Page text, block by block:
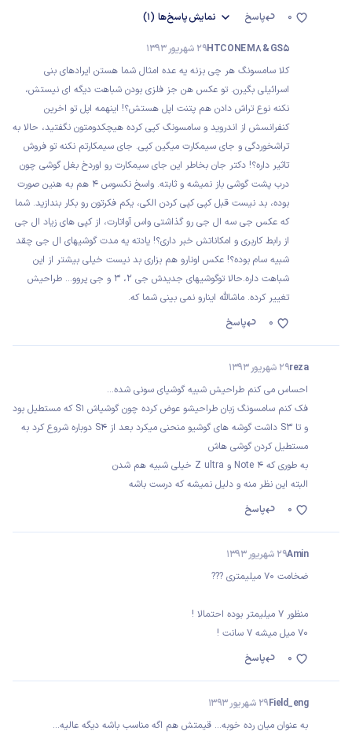
پاسخ
نمایشپاسخ‌ها (1) 0
HTC ONE M8 & GS529 شهریور 1393
کلا سامسونگ هر چی بزنه یه عده امثال شما هستن ایرادهای بنی
اسرائیلی بگیرن. تو عکس هن جز فلزی بودن شباهت دیگه ای نیستش،
نکنه نوع تراش دادن هم پتنت اپل هستش؟! اینهمه اپل تو اخرین
کنفرانسش از اندروید و سامسونگ کپی کرده هیچکدومتون نگفتید، حالا به
تراشخوردگی و جای سیمکارت میگین کپی. جای سیمکارتم نکنه تو فروش
تاثیر داره؟! دکتر جان بخاطر این جای سیمکارت رو اوردخ بغل گوشی چون
درب پشت گوشی باز نمیشه و ثابته. واسخ نکسوس 4 هم به هنین صورت
بوده، بد نیست قبل کپی کپی کردن الکی، یکم فکرتون رو بکار بندازید. شما
که عکس جی سه ال جی رو گذاشتی واس آواتارت، از کپی های زیاد ال جی
از رابط کاربری و امکاناتش خبر داری؟! یادته یه مدت گوشیهای ال جی چقد
شبیه سام بوده؟! عکس اونارو هم بزاری بد نیست خیلی بیشتر از این
شباهت داره.حالا توگوشیهای جدیدش جی 2، 3 و جی پروو... طراحیش
تغییر کرده. ماشالله اینارو نمی بینی شما که.
پاسخ
0
reza29 شهریور 1393
احساس می کنم طراحیش شبیه گوشیای سونی شده...
فک کنم سامسونگ زبان طراحیشو عوض کرده چون گوشیاش S1 که مستطیل بود
و تا S3 داشت گوشه های گوشیو منحنی میکرد بعد از S4 دوباره شروع کرد به
مستطیل کردن گوشی هاش
به طوری که Note 4 و Z ultra خیلی شبیه هم شدن
البته این نظر منه و دلیل نمیشه که درست باشه
پاسخ
0
Amin29 شهریور 1393
ضخامت ۷۰ میلیمتری ???
منظور 7 میلیمتر بوده احتمالا !
70 میل میشه 7 سانت !
پاسخ
0
Field_eng29 شهریور 1393
به عنوان میان رده خوبه... قیمتش هم اگه مناسب باشه دیگه عالیه...